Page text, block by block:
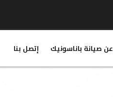
عن صيانة باناسونيك إتصل بنا